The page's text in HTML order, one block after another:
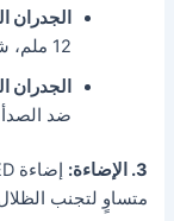
الجدران
12 ملم، شفافة لرؤية واضحة
الجدران
ضد الصدأ
3. الإضاءة:
متساوٍ لتجنب